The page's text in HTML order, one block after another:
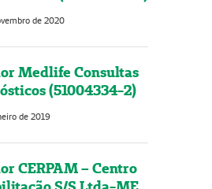
de 2020
Medlife Consultas
(51004334-2)
de 2019
CERPAM – Centro